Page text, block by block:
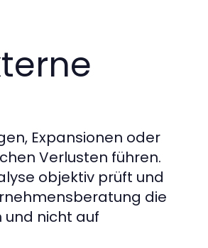
Expansionen oder
Verlusten führen.
objektiv prüft und
die
und nicht auf